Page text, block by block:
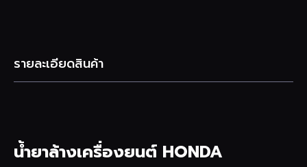
รายละเอียดสินค้า
น้ำยาล้างเครื่องยนต์ HONDA